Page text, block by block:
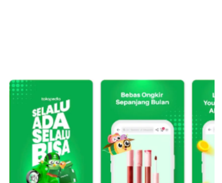
Exchange
Asuransi
Asuransi Jiwa
Asuransi Kesehatan
Asuransi Syariah